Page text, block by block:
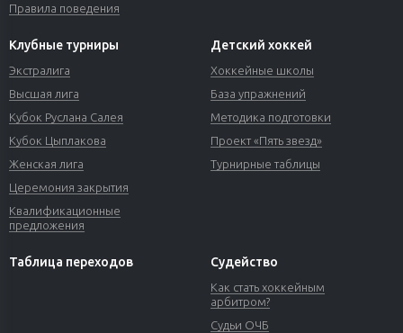
Правила поведения
Клубные турниры
Экстралига
Высшая лига
Кубок Руслана Салея
Кубок Цыплакова
Женская лига
Церемония закрытия
Квалификационные
предложения
Детский хоккей
Хоккейные школы
База упражнений
Методика подготовки
Проект «Пять звезд»
Турнирные таблицы
Таблица переходов Судейство
Как стать хоккейным
арбитром?
Судьи ОЧБ